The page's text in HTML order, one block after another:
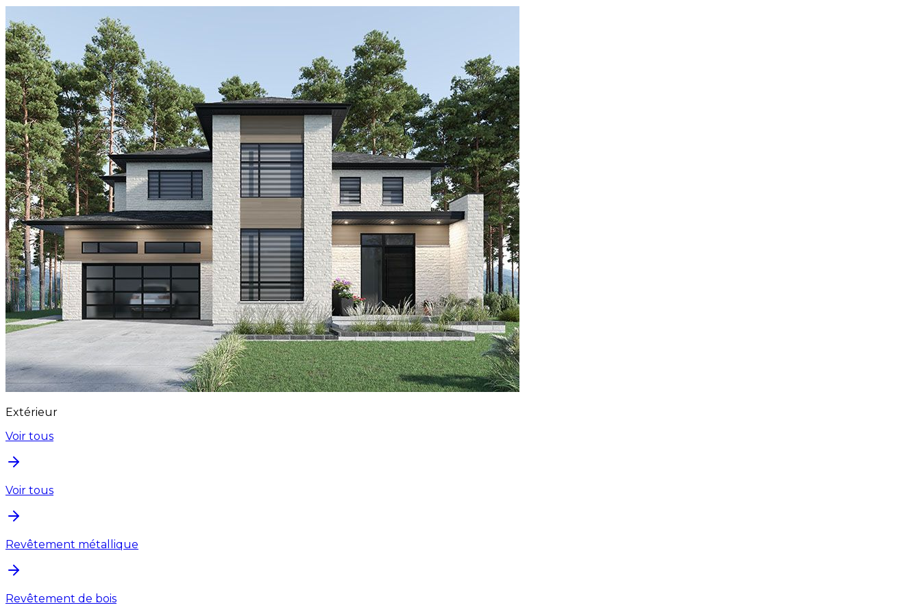
Extérieur
Voir tous
Voir tous
Revêtement métallique
Revêtement de bois